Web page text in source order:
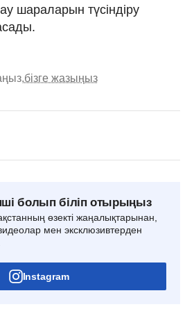
шараларын түсіндіру
бізге жазыңыз
болып біліп отырыңыз
өзекті жаңалықтарынан,
мен эксклюзивтерден
Instagram